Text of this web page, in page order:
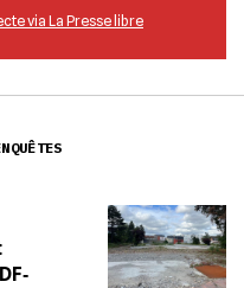
via La Presse libre